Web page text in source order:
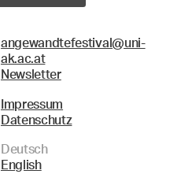
angewandtefestival@uni-
ak.ac.at
Newsletter
Impressum
Datenschutz
Deutsch
English